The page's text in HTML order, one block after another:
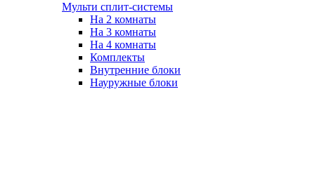
Мульти сплит-системы
На 2 комнаты
На 3 комнаты
На 4 комнаты
Комплекты
Внутренние блоки
Науружные блоки